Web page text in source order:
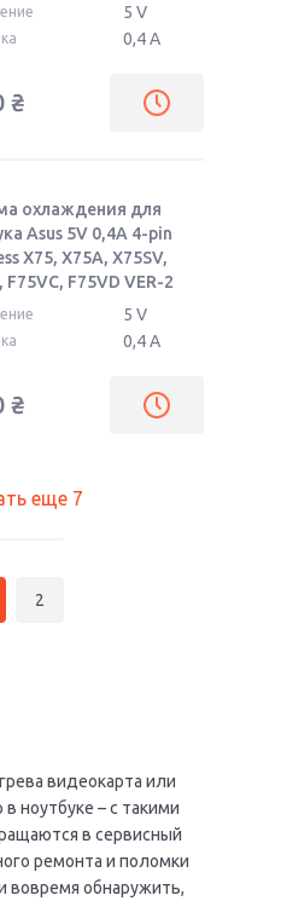
5 V
0,4 А
₴
охлаждения для
Asus 5V 0,4А 4-pin
X75, X75A, X75SV,
F75VC, F75VD VER-2
5 V
0,4 А
₴
еще 7
2
видеокарта или
ноутбуке – с такими
в сервисный
ремонта и поломки
вовремя обнаружить,